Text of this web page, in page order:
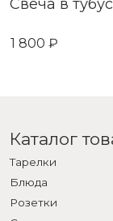
Свеча в
1 800 ₽
Каталог
Тарелки
Блюда
Розетки